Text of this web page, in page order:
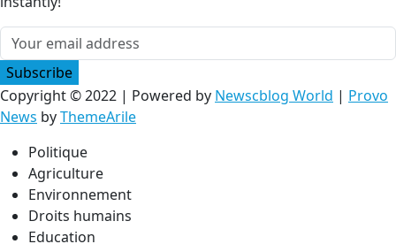
Subscribe
Copyright © 2022 | Powered by Newscblog World | Provo
News byThemeArile
Politique
Agriculture
Environnement
Droits humains
Education